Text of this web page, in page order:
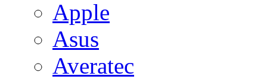
Apple
Asus
Averatec